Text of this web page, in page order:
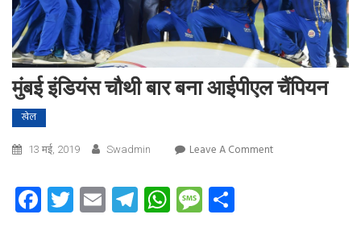
मुंबई इंडियंस चौथी बार बना आईपीएल चैंपियन
खेल
13 मई, 2019 Swadmin Leave A CommentOn
Facebook
Twitter
EmailTelegram
WhatsApp
Message